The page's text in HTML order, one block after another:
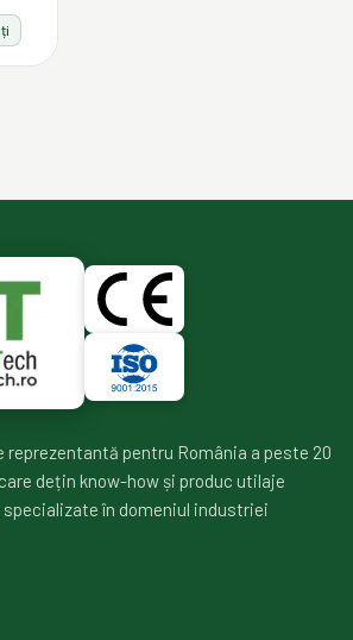
reprezentantă pentru România a peste 20
dețin know-how și produc utilaje
în domeniul industriei